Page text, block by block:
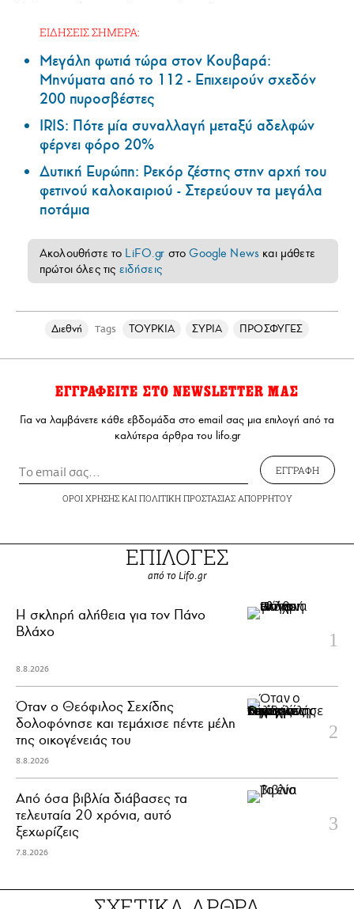
ΕΙΔΗΣΕΙΣ ΣΗΜΕΡΑ:
Μεγάλη φωτιά τώρα στον Κουβαρά:
Μηνύματα από το 112 - Επιχειρούν σχεδόν
200 πυροσβέστες
IRIS: Πότε μία συναλλαγή μεταξύ αδελφών
φέρνει φόρο 20%
Δυτική Ευρώπη: Ρεκόρ ζέστης στην αρχή του
φετινού καλοκαιριού - Στερεύουν τα μεγάλα
ποτάμια
Ακολουθήστε το LiFO.gr στοGoogle News και μάθετε
πρώτοι όλες τις ειδήσεις
Διεθνή Tags ΤΟΥΡΚΙΑ ΣΥΡΙΑ ΠΡΟΣΦΥΓΕΣ
ΕΓΓΡΑΦΕΙΤΕ ΣΤΟ NEWSLETTER ΜΑΣ
Για να λαμβάνετε κάθε εβδομάδα στο email σας μια επιλογή από τα
καλύτερα άρθρα του lifo.gr
ΕΓΓΡΑΦΗ
ΟΡΟΙ ΧΡΗΣΗΣΚΑΙ ΠΟΛΙΤΙΚΗ ΠΡΟΣΤΑΣΙΑΣ ΑΠΟΡΡΗΤΟΥ
ΕΠΙΛΟΓΕΣ
από το Lifo.gr
H σκληρή αλήθεια για τον Πάνο
Βλάχο
8.8.2026
Όταν ο Θεόφιλος Σεχίδης
δολοφόνησε και τεμάχισε πέντε μέλη
της οικογένειάς του
8.8.2026
Από όσα βιβλία διάβασες τα
τελευταία 20 χρόνια, αυτό
ξεχωρίζεις
7.8.2026